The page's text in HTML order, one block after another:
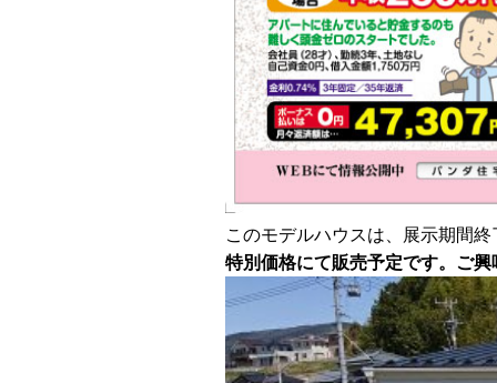
このモデルハウスは、展示期間終
特別価格にて販売予定です。 ご興